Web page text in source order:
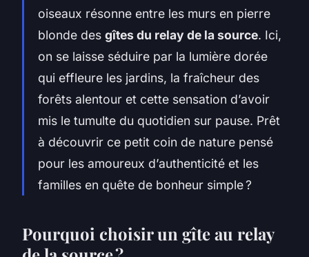
oiseaux résonne entre les murs en pierre
blonde des gîtes du relay de la source. Ici,
on se laisse séduire par la lumière dorée
qui effleure les jardins, la fraîcheur des
forêts alentour et cette sensation d’avoir
mis le tumulte du quotidien sur pause. Prêt
à découvrir ce petit coin de nature pensé
pour les amoureux d’authenticité et les
familles en quête de bonheur simple ?
Pourquoi choisir un gîte au relay